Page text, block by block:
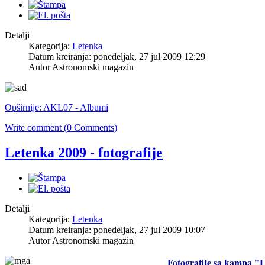
Detalji
Kategorija: Letenka
Datum kreiranja: ponedeljak, 27 jul 2009 12:29
Autor Astronomski magazin
Opširnije: AKL07 - Albumi
Write comment (0 Comments)
Letenka 2009 - fotografije
Detalji
Kategorija: Letenka
Datum kreiranja: ponedeljak, 27 jul 2009 10:07
Autor Astronomski magazin
Fotografije sa kampa